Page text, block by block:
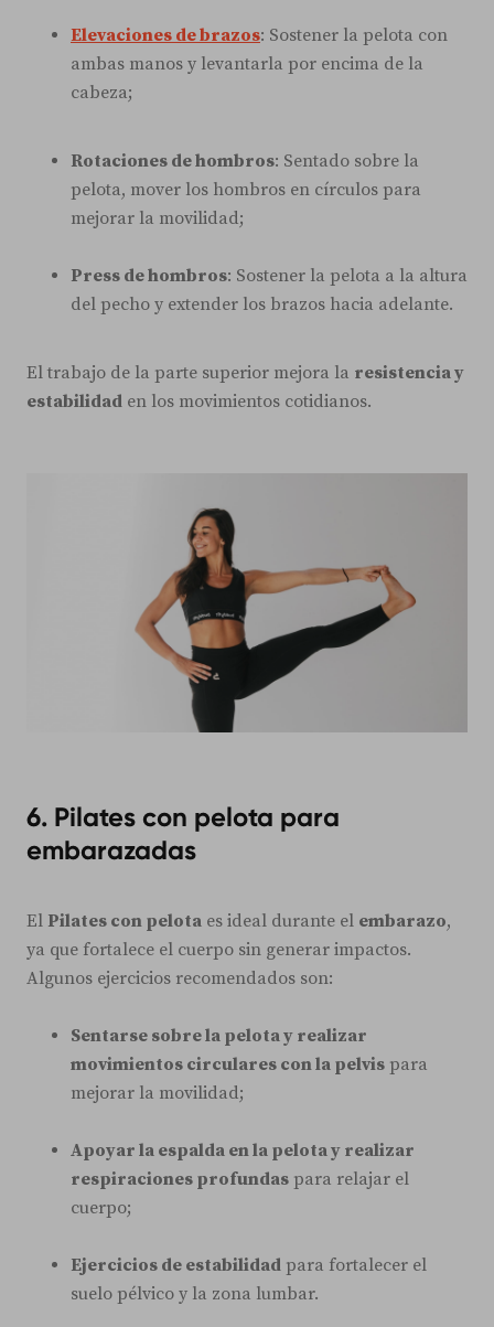
Elevaciones de brazos: Sostener la pelota con
ambas manos y levantarla por encima de la
cabeza;
Rotaciones de hombros: Sentado sobre la
pelota, mover los hombros en círculos para
mejorar la movilidad;
Press de hombros: Sostener la pelota a la altura
del pecho y extender los brazos hacia adelante.
El trabajo de la parte superior mejora la resistencia y
estabilidad en los movimientos cotidianos.
6. Pilates con pelota para
embarazadas
El Pilates con pelota es ideal durante el embarazo,
ya que fortalece el cuerpo sin generar impactos.
Algunos ejercicios recomendados son:
Sentarse sobre la pelota y realizar
movimientos circulares con la pelvis para
mejorar la movilidad;
Apoyar la espalda en la pelota y realizar
respiraciones profundas para relajar el
cuerpo;
Ejercicios de estabilidad para fortalecer el
suelo pélvico y la zona lumbar.